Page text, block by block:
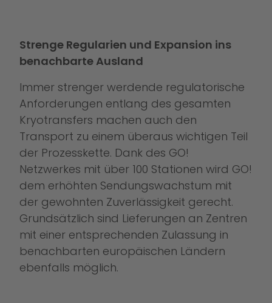
Strenge Regularien und Expansion ins
benachbarte Ausland
Immer strenger werdende regulatorische
Anforderungen entlang des gesamten
Kryotransfers machen auch den
Transport zu einem überaus wichtigen Teil
der Prozesskette. Dank des GO!
Netzwerkes mit über 100 Stationen wird GO!
dem erhöhten Sendungswachstum mit
der gewohnten Zuverlässigkeit gerecht.
Grundsätzlich sind Lieferungen an Zentren
mit einer entsprechenden Zulassung in
benachbarten europäischen Ländern
ebenfalls möglich.